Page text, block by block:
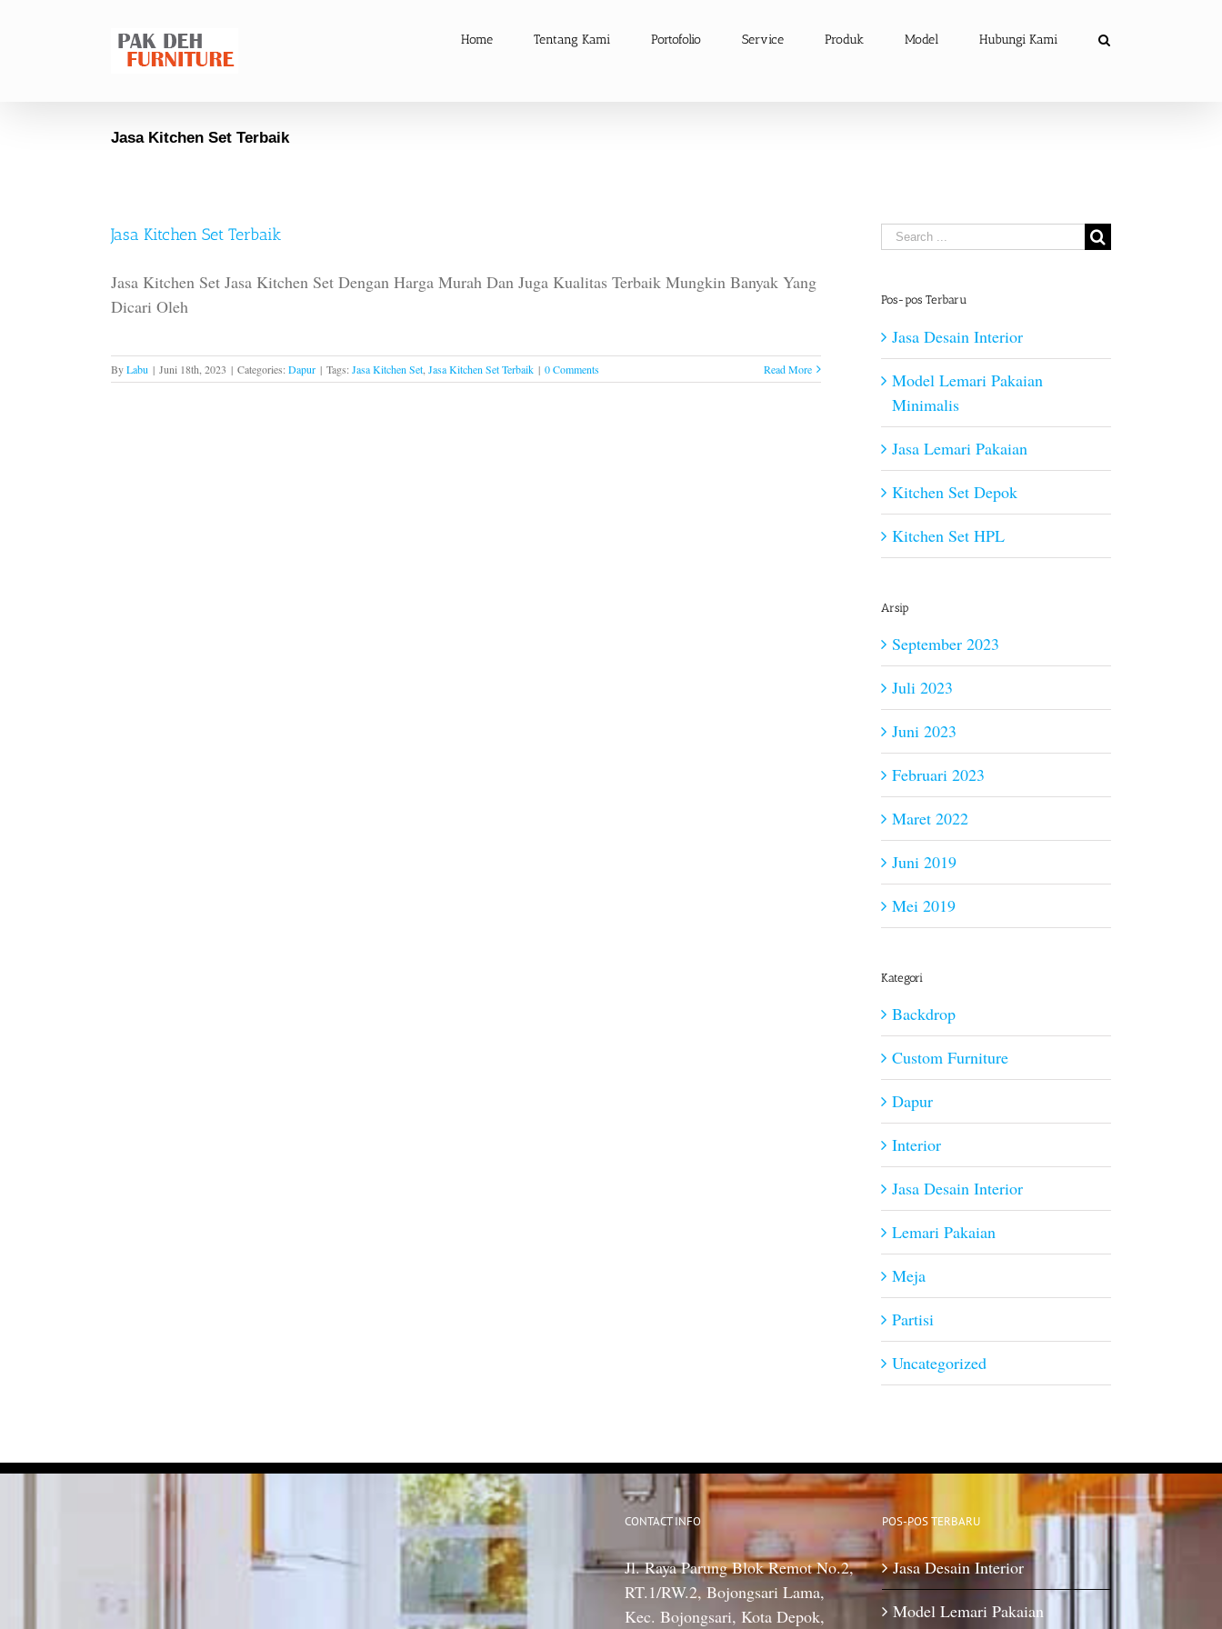
Home Tentang Kami Portofolio Service Produk Model Hubungi Kami
Jasa Kitchen Set Terbaik
Jasa Kitchen Set Terbaik
Jasa Kitchen Set Jasa Kitchen Set Dengan Harga Murah Dan Juga Kualitas Terbaik Mungkin Banyak Yang
Dicari Oleh
ByLabu | Juni 18th, 2023 | Categories: Dapur | Tags: Jasa Kitchen Set Jasa Kitchen Set Terbaik | 0 Comments Read More
Search
Pos-pos Terbaru
Jasa Desain Interior
Model Lemari Pakaian
Minimalis
Jasa Lemari Pakaian
Kitchen Set Depok
Kitchen Set HPL
Arsip
September 2023
Juli 2023
Juni 2023
Februari 2023
Maret 2022
Juni 2019
Mei 2019
Kategori
Backdrop
Custom Furniture
Dapur
Interior
Jasa Desain Interior
Lemari Pakaian
Meja
Partisi
Uncategorized
CONTACT INFO
Jl. Raya Parung Blok Remot No.2,
RT.1/RW.2, Bojongsari Lama,
Kec. Bojongsari, Kota Depok,
POS-POS TERBARU
Jasa Desain Interior
Model Lemari Pakaian